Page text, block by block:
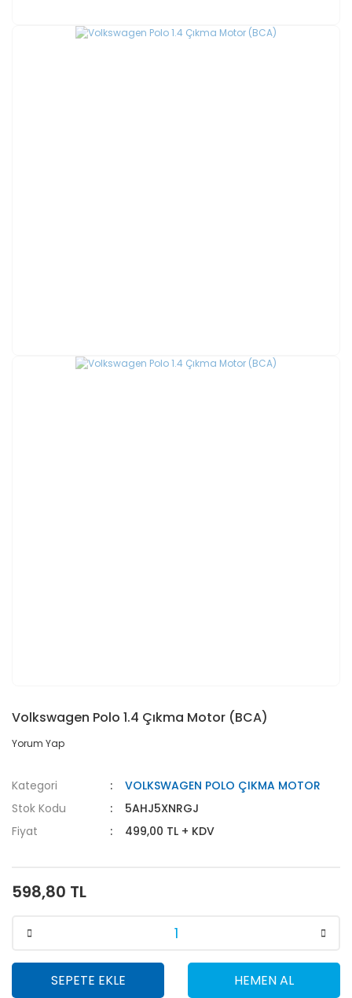
Volkswagen Polo 1.4 Çıkma Motor (BCA)
Yorum Yap
Kategori
VOLKSWAGEN POLO ÇIKMA MOTOR
Stok Kodu
5AHJ5XNRGJ
Fiyat
499,00 TL + KDV
598,80 TL
SEPETE EKLE HEMEN AL